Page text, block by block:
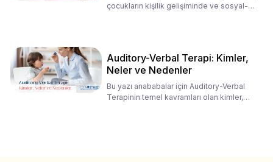
çocukların kişilik gelişiminde ve sosyal-
Auditory-Verbal Terapi: Kimler,
Neler ve Nedenler
Bu yazı anababalar için Auditory-Verbal
Terapinin temel kavramları olan kimler,